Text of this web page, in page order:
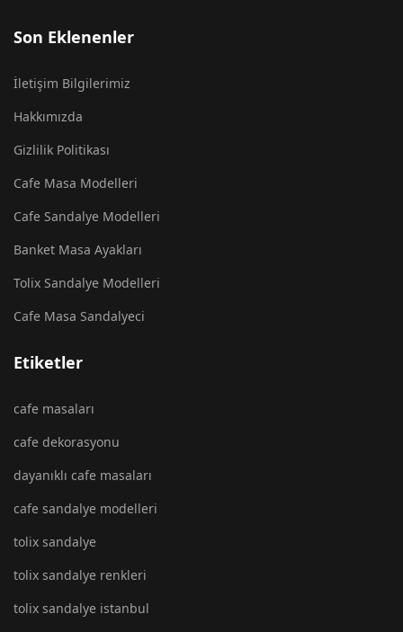
Son Eklenenler
İletişim Bilgilerimiz
Hakkımızda
Gizlilik Politikası
Cafe Masa Modelleri
Cafe Sandalye Modelleri
Banket Masa Ayakları
Tolix Sandalye Modelleri
Cafe Masa Sandalyeci
Etiketler
cafe masaları
cafe dekorasyonu
dayanıklı cafe masaları
cafe sandalye modelleri
tolix sandalye
tolix sandalye renkleri
tolix sandalye istanbul